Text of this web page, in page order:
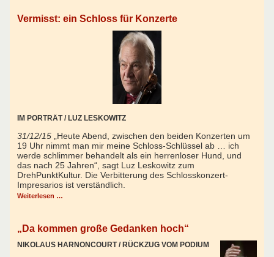
Vermisst: ein Schloss für Konzerte
IM PORTRÄT / LUZ LESKOWITZ
31/12/15
„Heute Abend, zwischen den beiden Konzerten um
19 Uhr nimmt man mir meine Schloss-Schlüssel ab … ich
werde schlimmer behandelt als ein herrenloser Hund, und
das nach 25 Jahren“, sagt Luz Leskowitz zum
DrehPunktKultur. Die Verbitterung des Schlosskonzert-
Impresarios ist verständlich.
Weiterlesen …
„Da kommen große Gedanken hoch“
NIKOLAUS HARNONCOURT / RÜCKZUG VOM PODIUM